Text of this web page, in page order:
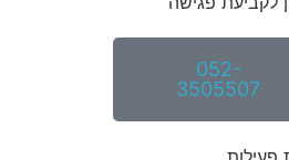
052-
3505507